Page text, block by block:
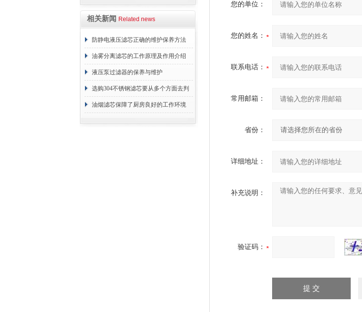
相关新闻 Related news
防静电液压滤芯正确的维护保养方法
油雾分离滤芯的工作原理及作用介绍
液压泵过滤器的保养与维护
选购304不锈钢滤芯要从多个方面去判
断
油烟滤芯保障了厨房良好的工作环境
您的单位：
您的姓名：
联系电话：
常用邮箱：
省份：
详细地址：
补充说明：
验证码：